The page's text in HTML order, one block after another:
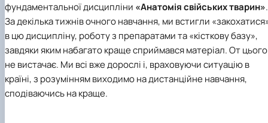
фундаментальної дисципліни «Анатомія свійських тварин».
За декілька тижнів очного навчання, ми встигли
в цю дисципліну, роботу з препаратами та «кісткову базу»,
завдяки яким набагато краще сприймався матеріал. От цього
не вистачає. Ми всі вже дорослі і, враховуючи ситуацію в
країні, з розумінням виходимо на дистанційне навчання,
сподіваючись на краще.